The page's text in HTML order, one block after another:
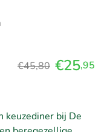
€45,80 €25,95
keuzediner bij De